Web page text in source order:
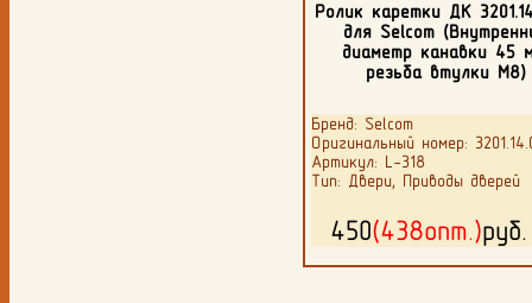
Ролик каретки ДК
для Selcom
диаметр канавки 45
резьба втулки М8)
Бренд: Selcom
Оригинальный номер:
Артикул: L-318
Тип: Двери, Приводы дверей
450(438опт.)